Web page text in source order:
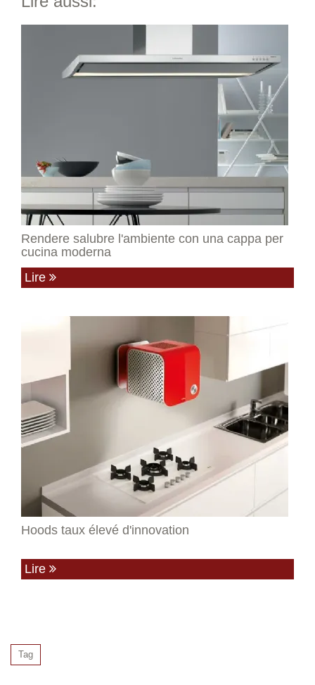
Rendere salubre l'ambiente con una cappa per
cucina moderna
Lire
Hoods taux élevé d'innovation
Lire
Tag